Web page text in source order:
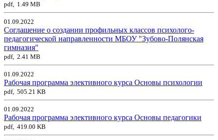
pdf, 1.49 MB
01.09.2022
Соглашение о создании профильных классов психолого-
педагогической направленности МБОУ "Зубово-Полянская
гимназия"
pdf, 2.41 MB
01.09.2022
Рабочая программа элективного курса Основы психологии
pdf, 505.21 KB
01.09.2022
Рабочая программа элективного курса Основы педагогики
pdf, 419.00 KB